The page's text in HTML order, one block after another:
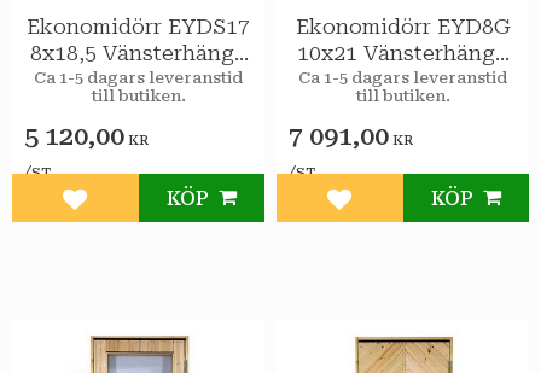
Ekonomidörr EYDS17
8x18,5 Vänsterhängd
STAR Varmförråd
Sport
Ca 1-5 dagars leveranstid
till butiken.
5 120,00 KR
/ST
Lägg till i favoriter
KÖP
Ekonomidörr EYD8G
10x21 Vänsterhängd
STAR Varmförråd 2-
glas isolerruta
Ca 1-5 dagars leveranstid
till butiken.
7 091,00 KR
/ST
Lägg till i favoriter
KÖP